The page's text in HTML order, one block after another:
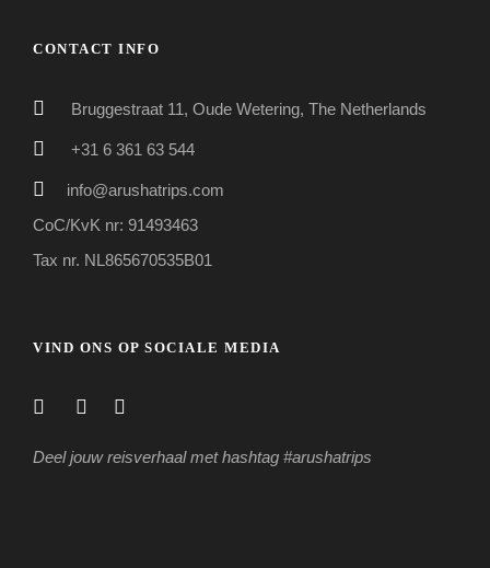
CONTACT INFO
Bruggestraat 11, Oude Wetering, The Netherlands
+31 6 361 63 544
info@arushatrips.com
CoC/KvK nr: 91493463
Tax nr. NL865670535B01
VIND ONS OP SOCIALE MEDIA
Deel jouw reisverhaal met hashtag #arushatrips